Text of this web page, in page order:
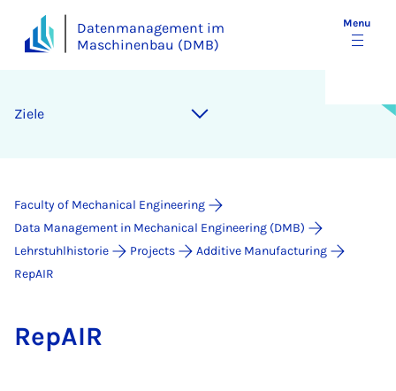
Datenmanagement im
Maschinenbau (DMB)
Menu
Ziele
Faculty of Mechanical Engineering
Data Management in Mechanical Engineering (DMB)
Lehrstuhlhistorie
Projects
Additive Manufacturing
RepAIR
Re­pAIR